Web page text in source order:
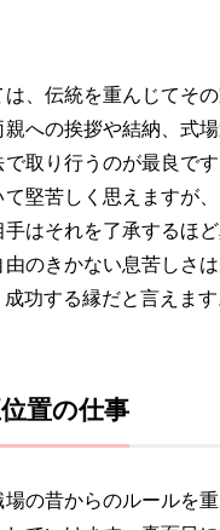
、伝統を重んじてそ
親への挨拶や結納、式
で取り行うのが最良で
て堅苦しく思えますが
手はそれを了承するほ
由のきかない息苦しさ
功する縁だと言えます
置の仕事
場の昔からのルールを